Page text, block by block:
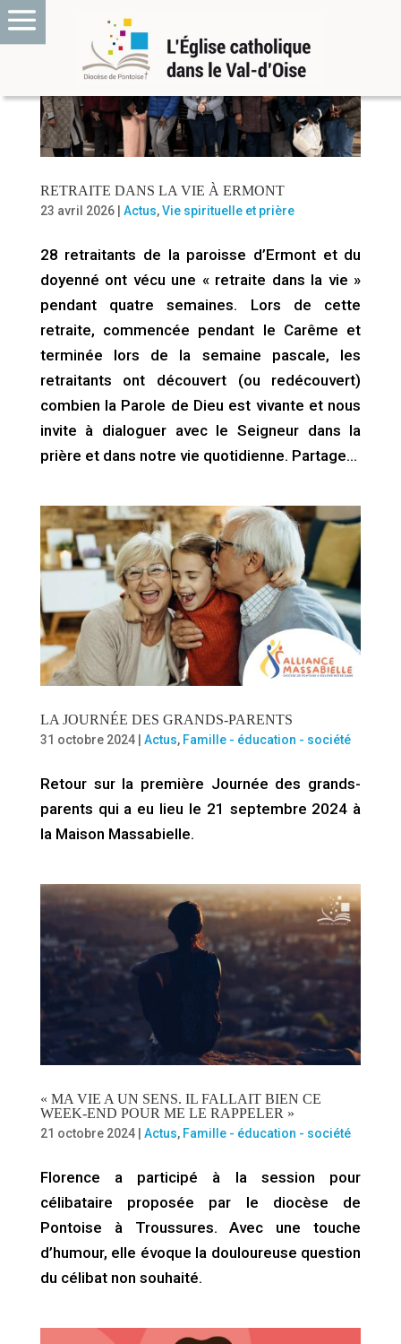
RETRAITE DANS LA VIE À ERMONT
23 avril 2026| Actus,Vie spirituelle et prière
28 retraitants de la paroisse d’Ermont et du
doyenné ont vécu une « retraite dans la vie »
pendant quatre semaines. Lors de cette
retraite, commencée pendant le Carême et
terminée lors de la semaine pascale, les
retraitants ont découvert (ou redécouvert)
combien la Parole de Dieu est vivante et nous
invite à dialoguer avec le Seigneur dans la
prière et dans notre vie quotidienne. Partage…
LA JOURNÉE DES GRANDS-PARENTS
31 octobre 2024| Actus, Famille - éducation - société
Retour sur la première Journée des grands-
parents qui a eu lieu le 21 septembre 2024 à
la Maison Massabielle.
« MA VIE A UN SENS. IL FALLAIT BIEN CE
WEEK-END POUR ME LE RAPPELER »
21 octobre 2024| Actus, Famille - éducation - société
Florence a participé à la session pour
célibataire proposée par le diocèse de
Pontoise à Troussures. Avec une touche
d’humour, elle évoque la douloureuse question
du célibat non souhaité.